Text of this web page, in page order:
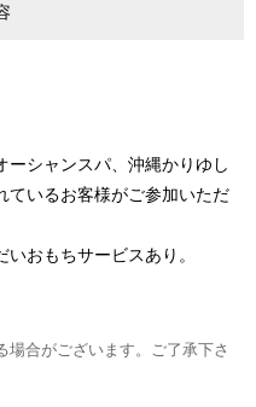
シャンスパ、沖縄かりゆし
ているお客様がご参加いただ
おもちサービスあり。
合がございます。ご了承下さ